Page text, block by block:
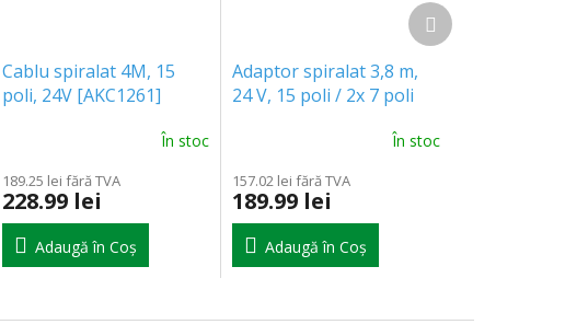
Cablu spiralat 4M, 15
poli, 24V [AKC1261]
În stoc
189.25 lei fără TVA
228.99 lei
Adaugă în Coş
Adaptor spiralat 3,8 m,
24 V, 15 poli / 2x 7 poli
În stoc
157.02 lei fără TVA
189.99 lei
Adaugă în Coş
Produsul
următor